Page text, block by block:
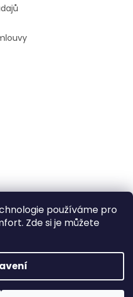
používáme pro
Zde si je můžete
do bytu a firem. Všechna